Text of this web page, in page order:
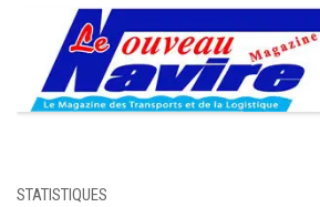
STATISTIQUES